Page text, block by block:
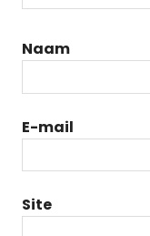
Naam
E-mail
Site